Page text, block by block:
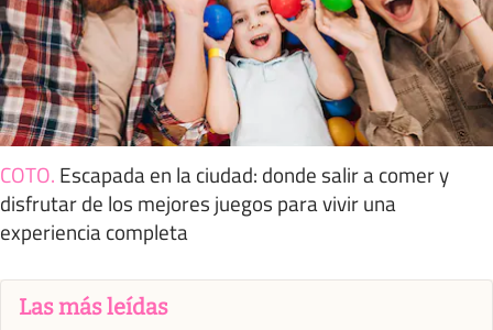
COTO. Escapada en la ciudad: donde salir a comer y
disfrutar de los mejores juegos para vivir una
experiencia completa
Las más leídas